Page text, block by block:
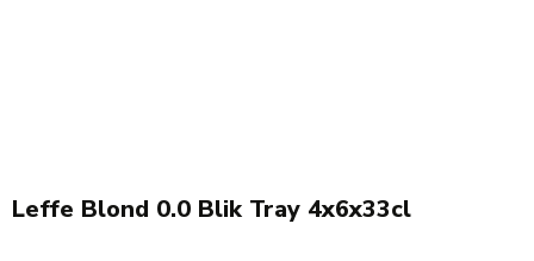
Leffe Blond 0.0 Blik Tray 4x6x33cl